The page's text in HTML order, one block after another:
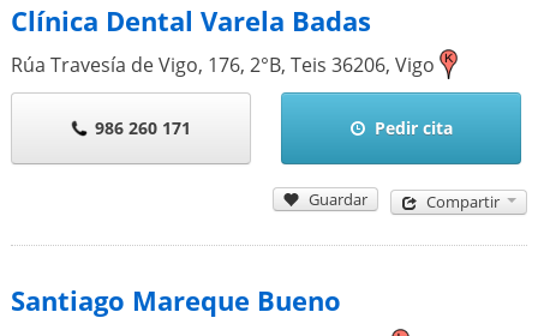
Clínica Dental Varela Badas
Rúa Travesía de Vigo, 176, 2°B, Teis 36206, Vigo
986 260 171 Pedir cita
Guardar Compartir
Santiago Mareque Bueno